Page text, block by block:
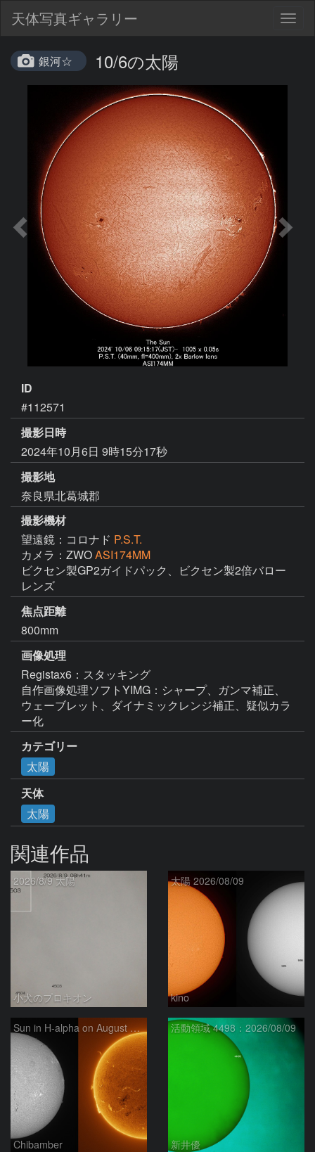
天体写真ギャラリー
銀河☆ 10/6の太陽
ID
#112571
撮影日時
2024年10月6日 9時15分17秒
撮影地
奈良県北葛城郡
撮影機材
望遠鏡：コロナド P.S.T.
カメラ：ZWOASI174MM
ビクセン製GP2ガイドパック、ビクセン製2倍バロー
レンズ
焦点距離
800mm
画像処理
Registax6：スタッキング
自作画像処理ソフトYIMG：シャープ、ガンマ補正、
ウェーブレット、ダイナミックレンジ補正、疑似カラ
ー化
カテゴリー
太陽
天体
太陽
関連作品
2026/8/9 太陽
小犬のプロキオン
太陽 2026/08/09
kino
Sun in H-alpha on August 9, 2026
Chibamber
活動領域 4498：2026/08/09
新井優